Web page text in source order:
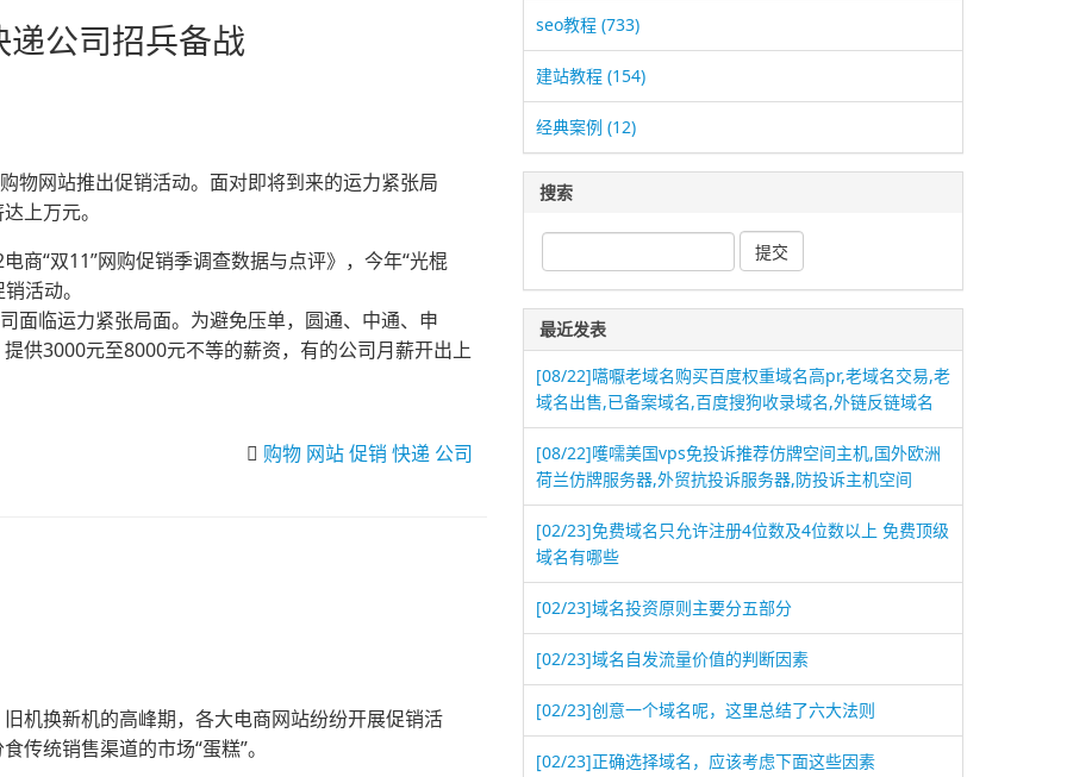
递公司招兵备战
网站推出促销活动。面对即将到来的运力紧张局
上万元。
“双11”网购促销季调查数据与点评》，今年“光棍
活动。
面临运力紧张局面。为避免压单，圆通、中通、申
供3000元至8000元不等的薪资，有的公司月薪开出上
购物 网站促销 快递 公司
机换新机的高峰期，各大电商网站纷纷开展促销活
传统销售渠道的市场“蛋糕”。
seo教程 (733)
建站教程 (154)
经典案例 (12)
搜索
最近发表
[08/22]嚆嚈老域名购买百度权重域名高pr,老域名交易,老
域名出售,已备案域名,百度搜狗收录域名,外链反链域名
[08/22]嚄嚅美国vps免投诉推荐仿牌空间主机,国外欧洲
荷兰仿牌服务器,外贸抗投诉服务器,防投诉主机空间
[02/23]免费域名只允许注册4位数及4位数以上 免费顶级
域名有哪些
[02/23]域名投资原则主要分五部分
[02/23]域名自发流量价值的判断因素
[02/23]创意一个域名呢，这里总结了六大法则
[02/23]正确选择域名，应该考虑下面这些因素